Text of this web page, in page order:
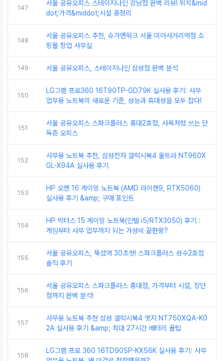
147
서울 공유오피스 스테이지나인 강남점 완벽 리뷰! 위치&mid
dot;가격&middot;시설 총정리
148
서울 공유오피스 추천, 슈가맨워크 서울 미아사거리역점 쇼
핑몰 창업 사무실
149 서울 공유오피스, 스테이지나인 삼성점 완벽 분석
150
LG그램 프로360 16T90TP-GD79K 실사용 후기: 사무
업무용 노트북의 새로운 기준, 성능과 휴대성을 모두 잡다!
151
서울 공유오피스 스파크플러스 홍대2호점, 사옥처럼 쓰는 단
독층 오피스
152
사무용 노트북 추천, 삼성전자 갤럭시북4 울트라 NT960X
GL-X94A 실사용 후기
153
HP 오멘 16 게이밍 노트북 (AMD 라이젠9, RTX5060)
실사용 후기 &amp; 구매 포인트
154
HP 빅터스 15 게이밍 노트북(인텔 i5/RTX3050) 후기 :
게임부터 사무 업무까지 되는 가성비 끝판왕?
155
서울 공유오피스, 뚝섬역 30초컷! 스파크플러스 성수2호점
솔직 후기
156
서울 공유오피스 스파크플러스 홍대점, 가격부터 시설, 장단
점까지 완벽 분석!
157
사무용 노트북 추천 삼성 갤럭시북4 엣지 NT750XQA-K0
2A 실사용 후기 &amp; 최대 27시간 배터리 꿀팁
158
LG그램 프로 360 16TD90SP-KX56K 실사용 후기: 사무